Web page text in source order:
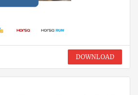
DOWNLOAD